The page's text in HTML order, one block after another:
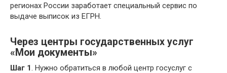
регионах России заработает специальный сервис по
выдаче выписок из ЕГРН.
Через центры государственных услуг
«Мои документы»
Шаг 1 . Нужно обратиться в любой центр госуслуг с